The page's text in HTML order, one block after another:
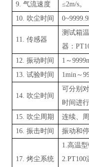
9. 气流速度 ≤2m/s。
10. 吹尘时间
11. 传感器
测试箱
器：
12. 振动时间
1～
13. 试验时间
1min～
14. 吹尘时间
可分别
时间进
15. 吹尘周期
连续、
16. 振击时间 振动和
17. 烤尘系统
1.高温
2.PT100